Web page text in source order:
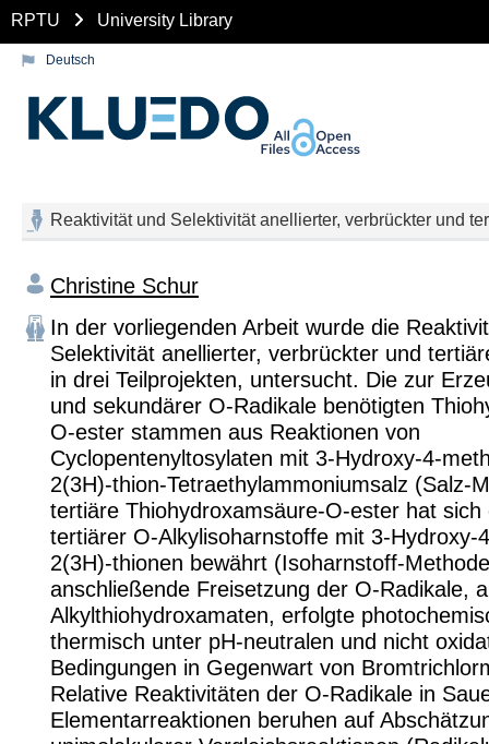
RPTU University Library
Deutsch
Reaktivität und Selektivität anellierter, verbrückter und
Christine Schur
In der vorliegenden Arbeit wurde die
Selektivität anellierter, verbrückter und
in drei Teilprojekten, untersucht. Die zur
und sekundärer O-Radikale benötigten
O-ester stammen aus Reaktionen von
Cyclopentenyltosylaten mit 3-Hydroxy-4-
2(3H)-thion-Tetraethylammoniumsalz (Salz-
tertiäre Thiohydroxamsäure-O-ester hat sich
tertiärer O-Alkylisoharnstoffe mit 3-Hydroxy-
2(3H)-thionen bewährt (Isoharnstoff-
anschließende Freisetzung der O-Radikale,
Alkylthiohydroxamaten, erfolgte
thermisch unter pH-neutralen und nicht
Bedingungen in Gegenwart von
Relative Reaktivitäten der O-Radikale in
Elementarreaktionen beruhen auf